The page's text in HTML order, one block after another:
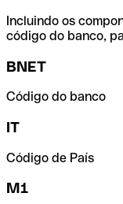
Incluindo os
código do banco,
BNET
Código do banco
IT
Código de País
M1